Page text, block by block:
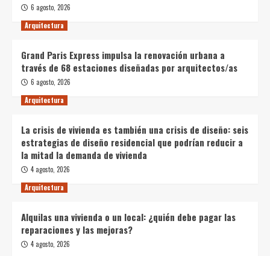
6 agosto, 2026
Arquitectura
Grand Paris Express impulsa la renovación urbana a
través de 68 estaciones diseñadas por arquitectos/as
6 agosto, 2026
Arquitectura
La crisis de vivienda es también una crisis de diseño: seis
estrategias de diseño residencial que podrían reducir a
la mitad la demanda de vivienda
4 agosto, 2026
Arquitectura
Alquilas una vivienda o un local: ¿quién debe pagar las
reparaciones y las mejoras?
4 agosto, 2026